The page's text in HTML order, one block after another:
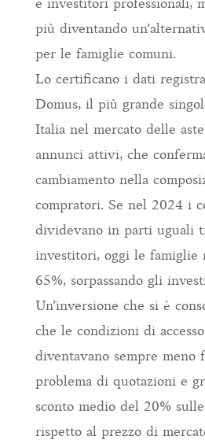
più diventando
per le famiglie comuni.
Lo certificano i dati
Domus, il più grande
Italia nel mercato delle
annunci attivi, che
cambiamento nella
compratori. Se nel 2024 i
dividevano in parti uguali
investitori, oggi le famiglie
65%, sorpassando gli
Un’inversione che si è
che le condizioni di
diventavano sempre meno
problema di quotazioni e
sconto medio del 20%
rispetto al prezzo di